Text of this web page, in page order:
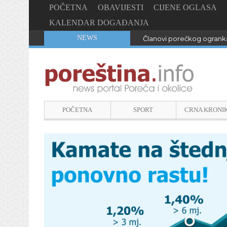
POČETNA OBAVIJESTI
CIJENE OGLASA
KALENDAR DOGAĐANJA
NEWS Članovi porečkog
POČETNA SPORT CRNA